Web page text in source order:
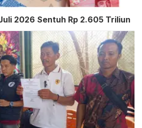
2026 Sentuh Rp 2.605 Triliun